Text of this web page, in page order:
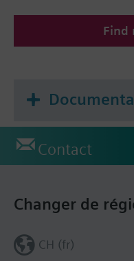
Find
Contact
Changer de
CH (fr)